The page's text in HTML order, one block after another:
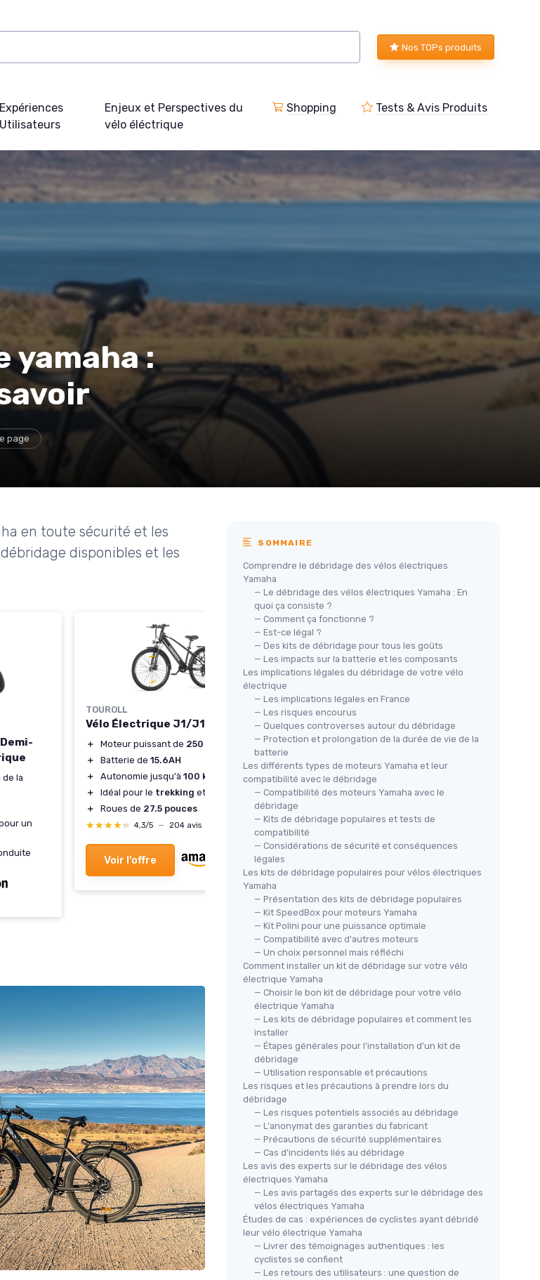
Nos TOPs produits
Expériences
Utilisateurs
Enjeux et Perspectives du
vélo éléctrique
Shopping Tests & Avis Produits
yamaha :
page
en toute sécurité et les
disponibles et les
la
un
TOUROLL
Vélo Électrique J1/J1 St
＋ Moteur puissant de 250 W
＋
Batterie de 15.6AH
＋
Autonomie jusqu'à 100 km
＋
Idéal pour le trekking et l'urbain
＋
Roues de 27.5 pouces
★★★★★
★★★★★ 4,3/5 — 204 avis
Voir l'offre
SpeedBox 3.1 pour moteur
＋ Augmente la vitesse
électriques
PW-S2
＋
＋ Améliore les performancesdes
★★★★★
★★★★★
Voir l'offre
SOMMAIRE
Comprendre le débridage des vélos électriques
Yamaha
— Le débridage des vélos électriques Yamaha : En
quoi ça consiste ?
— Comment ça fonctionne ?
— Est-ce légal ?
— Des kits de débridage pour tous les goûts
— Les impacts sur la batterie et les composants
Les implications légales du débridage de votre vélo
électrique
— Les implications légales en France
— Les risques encourus
— Quelques controverses autour du débridage
— Protection et prolongation de la durée de vie de la
batterie
Les différents types de moteurs Yamaha et leur
compatibilité avec le débridage
— Compatibilité des moteurs Yamaha avec le
débridage
— Kits de débridage populaires et tests de
compatibilité
— Considérations de sécurité et conséquences
légales
Les kits de débridage populaires pour vélos électriques
Yamaha
— Présentation des kits de débridage populaires
— Kit SpeedBox pour moteurs Yamaha
— Kit Polini pour une puissance optimale
— Compatibilité avec d'autres moteurs
— Un choix personnel mais réfléchi
Comment installer un kit de débridage sur votre vélo
électrique Yamaha
— Choisir le bon kit de débridage pour votre vélo
électrique Yamaha
— Les kits de débridage populaires et comment les
installer
— Étapes générales pour l'installation d'un kit de
débridage
— Utilisation responsable et précautions
Les risques et les précautions à prendre lors du
débridage
— Les risques potentiels associés au débridage
— L'anonymat des garanties du fabricant
— Précautions de sécurité supplémentaires
— Cas d'incidents liés au débridage
Les avis des experts sur le débridage des vélos
électriques Yamaha
— Les avis partagés des experts sur le débridage des
vélos électriques Yamaha
Études de cas : expériences de cyclistes ayant débridé
leur vélo électrique Yamaha
— Livrer des témoignages authentiques : les
cyclistes se confient
— Les retours des utilisateurs : une question de